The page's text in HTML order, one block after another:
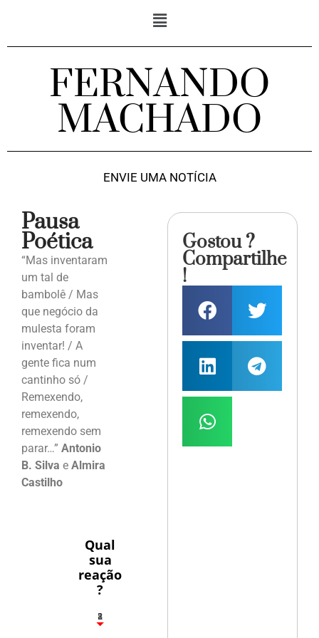
FERNANDO
MACHADO
ENVIE UMA NOTÍCIA
Pausa
Poética
“Mas inventaram
um tal de
bambolê / Mas
que negócio da
mulesta foram
inventar! / A
gente fica num
cantinho só /
Remexendo,
remexendo,
remexendo sem
parar…” Antonio
B. Silva e Almira
Castilho
Qual
sua
reação
?
1
2
8
Gostou ?
Compartilhe
!